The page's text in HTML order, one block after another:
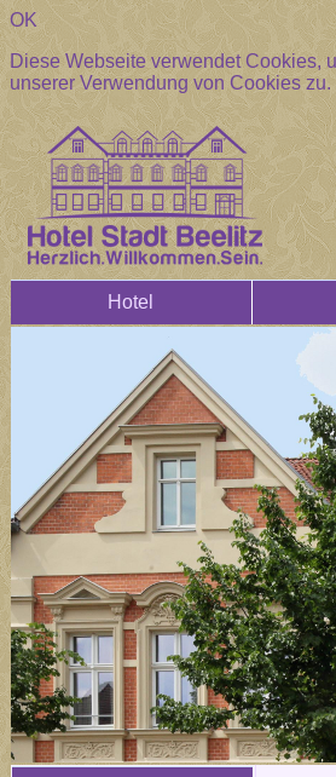
OK
Diese Webseite verwendet Cookies,
unserer Verwendung von Cookies zu.
Hotel